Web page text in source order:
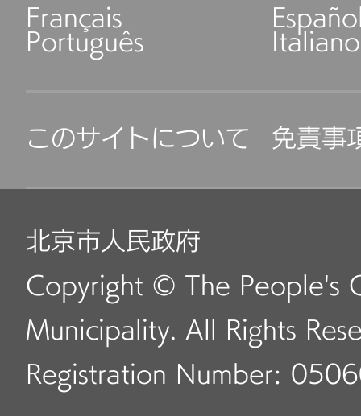
Français
Português Italiano
このサイトについて 免責事
北京市人民政府
Copyright © The People's
Municipality. All Rights
Registration Number: